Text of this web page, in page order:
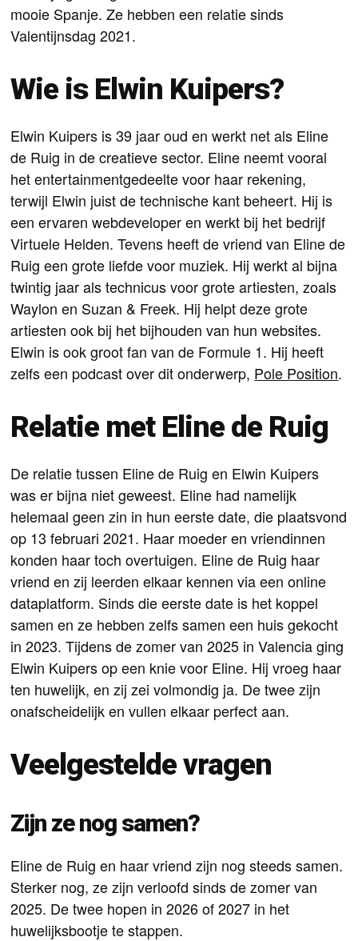
mooie Spanje. Ze hebben een relatie sinds
Valentijnsdag 2021.
Wie is Elwin Kuipers?
Elwin Kuipers is 39 jaar oud en werkt net als Eline
de Ruig in de creatieve sector. Eline neemt vooral
het entertainmentgedeelte voor haar rekening,
terwijl Elwin juist de technische kant beheert. Hij is
een ervaren webdeveloper en werkt bij het bedrijf
Virtuele Helden. Tevens heeft de vriend van Eline de
Ruig een grote liefde voor muziek. Hij werkt al bijna
twintig jaar als technicus voor grote artiesten, zoals
Waylon en Suzan & Freek. Hij helpt deze grote
artiesten ook bij het bijhouden van hun websites.
Elwin is ook groot fan van de Formule 1. Hij heeft
zelfs een podcast over dit onderwerp, Pole Position.
Relatie met Eline de Ruig
De relatie tussen Eline de Ruig en Elwin Kuipers
was er bijna niet geweest. Eline had namelijk
helemaal geen zin in hun eerste date, die plaatsvond
op 13 februari 2021. Haar moeder en vriendinnen
konden haar toch overtuigen. Eline de Ruig haar
vriend en zij leerden elkaar kennen via een online
dataplatform. Sinds die eerste date is het koppel
samen en ze hebben zelfs samen een huis gekocht
in 2023. Tijdens de zomer van 2025 in Valencia ging
Elwin Kuipers op een knie voor Eline. Hij vroeg haar
ten huwelijk, en zij zei volmondig ja. De twee zijn
onafscheidelijk en vullen elkaar perfect aan.
Veelgestelde vragen
Zijn ze nog samen?
Eline de Ruig en haar vriend zijn nog steeds samen.
Sterker nog, ze zijn verloofd sinds de zomer van
2025. De twee hopen in 2026 of 2027 in het
huwelijksbootje te stappen.